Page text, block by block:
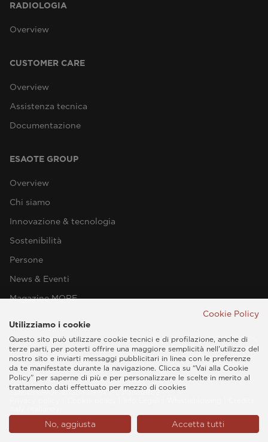
RADIOLOGIA
Overview
CUSTOMER CARE
Overview
Assistenza tecnica
Documentazione
ESAOTE GROUP
Overview
Chi siamo
Innovazione & tecnologia
Sostenibilità
Persone
News & Eventi
Magazine MORE
Esaote SPA © 2026 - P.IVA IT05131180969
Cookie Policy
Utilizziamo i cookie
Questo sito può utilizzare cookie tecnici e di profilazione, anche di
terze parti, per poterti offrire una maggiore semplicità nell'utilizzo del
nostro sito e inviarti messaggi pubblicitari in linea con le preferenze
da te manifestate durante la navigazione. Clicca su “Vai alla Cookie
Policy” per saperne di più e per personalizzare le scelte in merito al
trattamento dati effettuato per mezzo di cookies
No, aggiusta Accetta tutti